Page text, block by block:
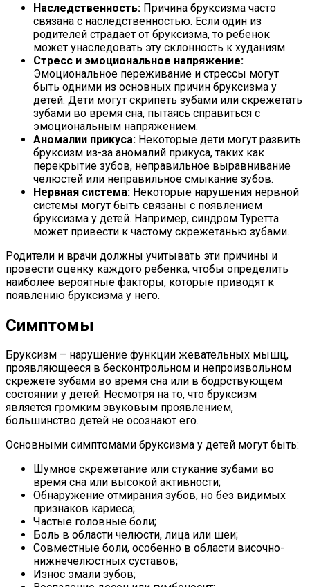
Наследственность: Причина бруксизма часто
связана с наследственностью. Если один из
родителей страдает от бруксизма, то ребенок
может унаследовать эту склонность к худаниям.
Стресс и эмоциональное напряжение:
Эмоциональное переживание и стрессы могут
быть одними из основных причин бруксизма у
детей. Дети могут скрипеть зубами или скрежетать
зубами во время сна, пытаясь справиться с
эмоциональным напряжением.
Аномалии прикуса: Некоторые дети могут развить
бруксизм из-за аномалий прикуса, таких как
перекрытие зубов, неправильное выравнивание
челюстей или неправильное смыкание зубов.
Нервная система: Некоторые нарушения нервной
системы могут быть связаны с появлением
бруксизма у детей. Например, синдром Туретта
может привести к частому скрежетанью зубами.
Родители и врачи должны учитывать эти причины и
провести оценку каждого ребенка, чтобы определить
наиболее вероятные факторы, которые приводят к
появлению бруксизма у него.
Симптомы
Бруксизм – нарушение функции жевательных мышц,
проявляющееся в бесконтрольном и непроизвольном
скрежете зубами во время сна или в бодрствующем
состоянии у детей. Несмотря на то, что бруксизм
является громким звуковым проявлением,
большинство детей не осознают его.
Основными симптомами бруксизма у детей могут быть:
Шумное скрежетание или стукание зубами во
время сна или высокой активности;
Обнаружение отмирания зубов, но без видимых
признаков кариеса;
Частые головные боли;
Боль в области челюсти, лица или шеи;
Совместные боли, особенно в области височно-
нижнечелюстных суставов;
Износ эмали зубов;